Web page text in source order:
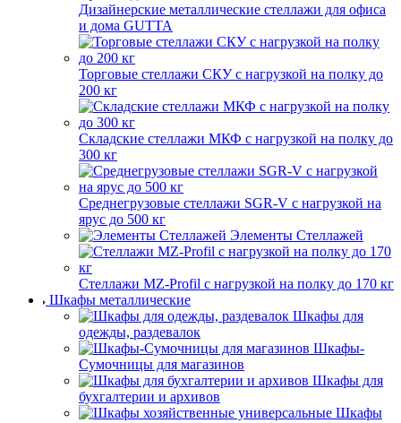
Дизайнерские металлические стеллажи для офиса
и дома GUTTA
Торговые стеллажи СКУ с нагрузкой на полку до
200 кг
Складские стеллажи МКФ с нагрузкой на полку до
300 кг
Среднегрузовые стеллажи SGR-V с нагрузкой на
ярус до 500 кг
Элементы Стеллажей
Стеллажи MZ-Profil с нагрузкой на полку до 170 кг
Шкафы металлические
Шкафы для
одежды, раздевалок
Шкафы-
Сумочницы для магазинов
Шкафы для
бухгалтерии и архивов
Шкафы